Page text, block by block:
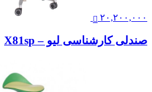
۲۰,۲۰۰,۰۰۰
صندلی کارشناسی لیو – X81sp